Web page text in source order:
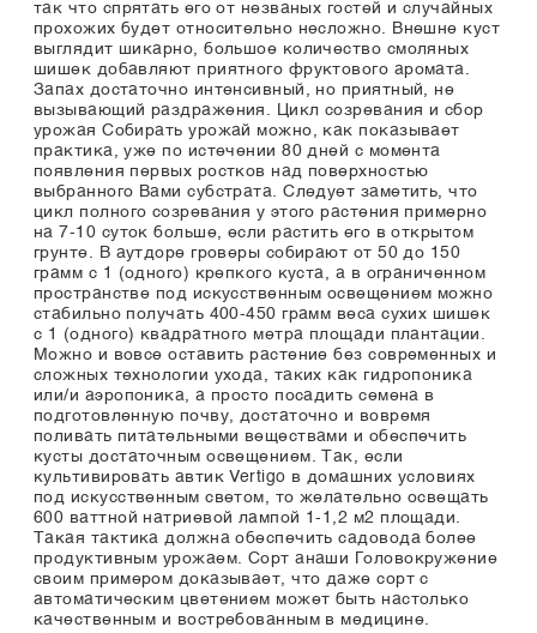
так что спрятать его от незваных гостей и случайных
прохожих будет относительно несложно. Внешне куст
выглядит шикарно, большое количество смоляных
шишек добавляют приятного фруктового аромата.
Запах достаточно интенсивный, но приятный, не
вызывающий раздражения. Цикл созревания и сбор
урожая Собирать урожай можно, как показывает
практика, уже по истечении 80 дней с момента
появления первых ростков над поверхностью
выбранного Вами субстрата. Следует заметить, что
цикл полного созревания у этого растения примерно
на 7-10 суток больше, если растить его в открытом
грунте. В аутдоре гроверы собирают от 50 до 150
грамм с 1 (одного) крепкого куста, а в ограниченном
пространстве под искусственным освещением можно
стабильно получать 400-450 грамм веса сухих шишек
с 1 (одного) квадратного метра площади плантации.
Можно и вовсе оставить растение без современных и
сложных технологии ухода, таких как гидропоника
или/и аэропоника, а просто посадить семена в
подготовленную почву, достаточно и вовремя
поливать питательными веществами и обеспечить
кусты достаточным освещением. Так, если
культивировать автик Vertigo в домашних условиях
под искусственным светом, то желательно освещать
600 ваттной натриевой лампой 1-1,2 м2 площади.
Такая тактика должна обеспечить садовода более
продуктивным урожаем. Сорт анаши Головокружение
своим примером доказывает, что даже сорт с
автоматическим цветением может быть настолько
качественным и востребованным в медицине.